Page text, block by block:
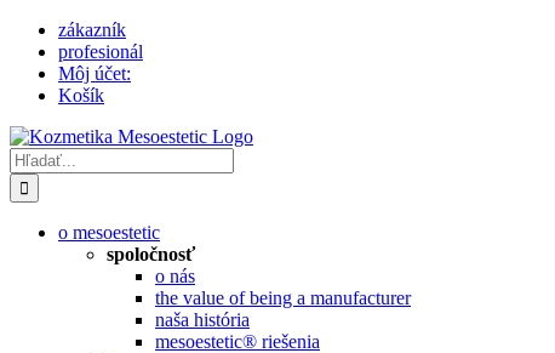
Skip
content
zákazník
profesionál
Môj účet:
Košík
Hľadať:
o mesoestetic
spoločnosť
o nás
the value of being a manufacturer
naša história
mesoestetic® riešenia